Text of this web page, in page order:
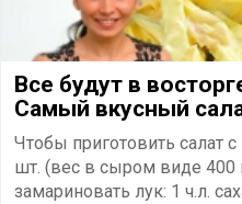
Все будут в
Самый вкусный
Чтобы приготовить салат
шт. (вес в сыром виде 400
замариновать лук: 1 ч.л.